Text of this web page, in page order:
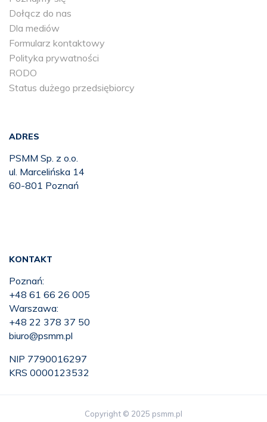
Dołącz do nas
Dla mediów
Formularz kontaktowy
Polityka prywatności
RODO
Status dużego przedsiębiorcy
ADRES
PSMM Sp. z o.o.
ul. Marcelińska 14
60-801 Poznań
KONTAKT
Poznań:
+48 61 66 26 005
Warszawa:
+48 22 378 37 50
biuro@psmm.pl
NIP 7790016297
KRS 0000123532
Copyright © 2025 psmm.pl